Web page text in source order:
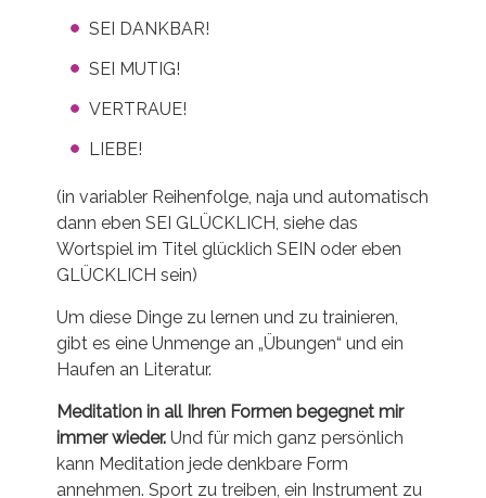
SEI DANKBAR!
SEI MUTIG!
VERTRAUE!
LIEBE!
(in variabler Reihenfolge, naja und automatisch
dann eben SEI GLÜCKLICH, siehe das
Wortspiel im Titel glücklich SEIN oder eben
GLÜCKLICH sein)
Um diese Dinge zu lernen und zu trainieren,
gibt es eine Unmenge an „Übungen“ und ein
Haufen an Literatur.
Meditation in all Ihren Formen begegnet mir
immer wieder. Und für mich ganz persönlich
kann Meditation jede denkbare Form
annehmen. Sport zu treiben, ein Instrument zu